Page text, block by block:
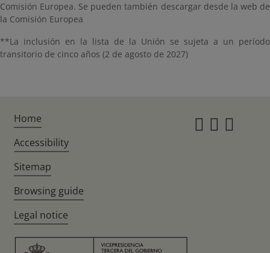
Comisión Europea. Se pueden también descargar desde la web de
la Comisión Europea
**La inclusión en la lista de la Unión se sujeta a un período
transitorio de cinco años (2 de agosto de 2027)
Home
Accessibility
Sitemap
Browsing guide
Legal notice